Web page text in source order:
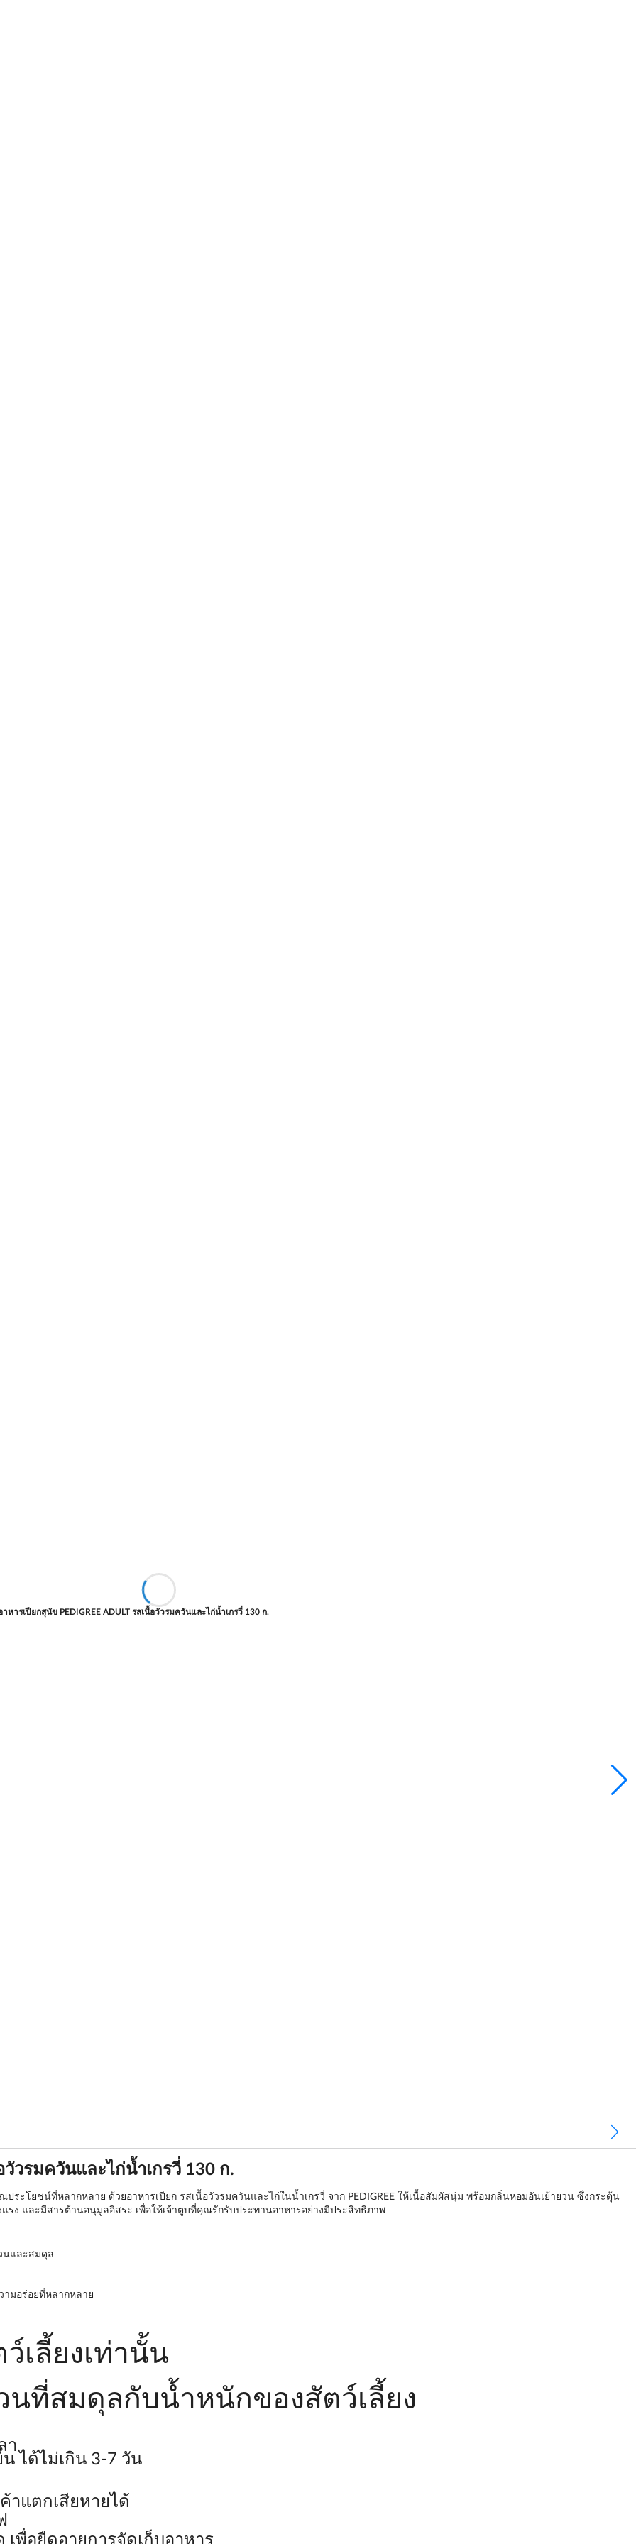
าหารเปียกสุนัข PEDIGREE ADULT รสเนื้อวัวรมควันและไก่น้ำเกรวี่ 130 ก.
วัวรมควันและไก่น้ำเกรวี่ 130 ก.
ะโยชน์ที่หลากหลาย ด้วยอาหารเปียก รสเนื้อวัวรมควันและไก่ในน้ำเกรวี่ จาก PEDIGREE ให้เนื้อสัมผัสนุ่ม พร้อมกลิ่นหอมอันเย้ายวน ซึ่งกระตุ้น
รง และมีสารต้านอนุมูลอิสระ เพื่อให้เจ้าตูบที่คุณรักรับประทานอาหารอย่างมีประสิทธิภาพ
นและสมดุล
ามอร่อยที่หลากหลาย
เลี้ยงเท่านั้น
นที่สมดุลกับน้ำหนักของสัตว์เลี้ยง
า
ได้ไม่เกิน 3-7 วัน
าแตกเสียหายได้